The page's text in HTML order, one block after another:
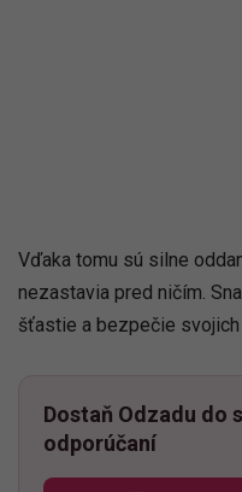
Vďaka tomu sú silne
nezastavia pred ničím.
šťastie a bezpečie svojich
Dostaň Odzadu do
odporúčaní